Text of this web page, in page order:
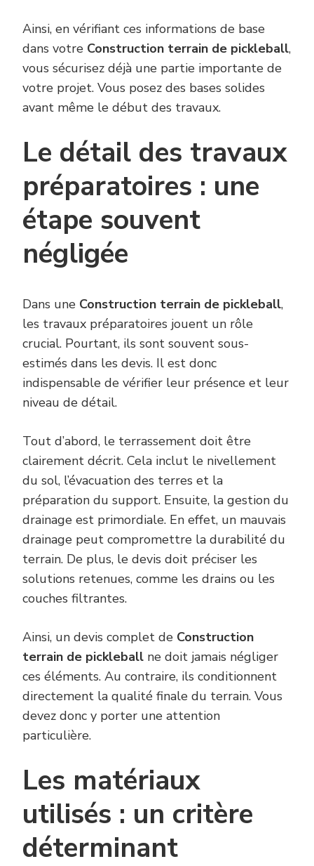
Ainsi, en vérifiant ces informations de base
dans votre Construction terrain de pickleball,
vous sécurisez déjà une partie importante de
votre projet. Vous posez des bases solides
avant même le début des travaux.
Le détail des travaux
préparatoires : une
étape souvent
négligée
Dans une Construction terrain de pickleball,
les travaux préparatoires jouent un rôle
crucial. Pourtant, ils sont souvent sous-
estimés dans les devis. Il est donc
indispensable de vérifier leur présence et leur
niveau de détail.
Tout d’abord, le terrassement doit être
clairement décrit. Cela inclut le nivellement
du sol, l’évacuation des terres et la
préparation du support. Ensuite, la gestion du
drainage est primordiale. En effet, un mauvais
drainage peut compromettre la durabilité du
terrain. De plus, le devis doit préciser les
solutions retenues, comme les drains ou les
couches filtrantes.
Ainsi, un devis complet de Construction
terrain de pickleball ne doit jamais négliger
ces éléments. Au contraire, ils conditionnent
directement la qualité finale du terrain. Vous
devez donc y porter une attention
particulière.
Les matériaux
utilisés : un critère
déterminant